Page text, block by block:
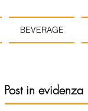
BEVERAGE
Post in evidenza